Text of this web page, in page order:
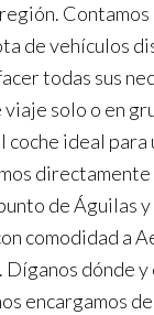
Contamos
de vehículos
todas sus
viaje solo o en
coche ideal para
de Águilas y
comodidad a
dónde y
encargamos